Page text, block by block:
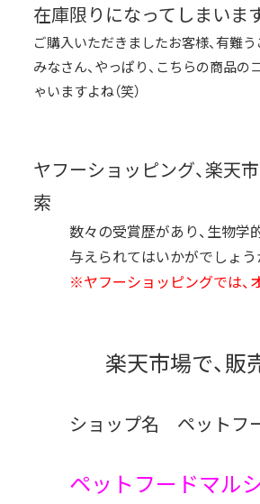
在庫限りになってしまいます
ご購入いただきましたお客様、有難う
みなさん、やっぱり、こちらの商品
ゃいますよね（笑）
ヤフーショッピング、楽天
索
数々の受賞歴があり、生物
与えられてはいかがでしょう
※ヤフーショッピングでは、
楽天市場で、販売
ショップ名 ペットフ
ペットフードマ